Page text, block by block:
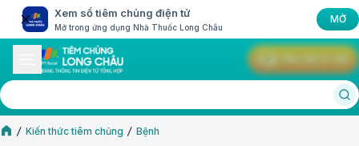
Xem sổ tiêm chủng điện tử
Mở trong ứng dụng Nhà Thuốc Long Châu
MỞ
Kiến thức tiêm chủng Bệnh